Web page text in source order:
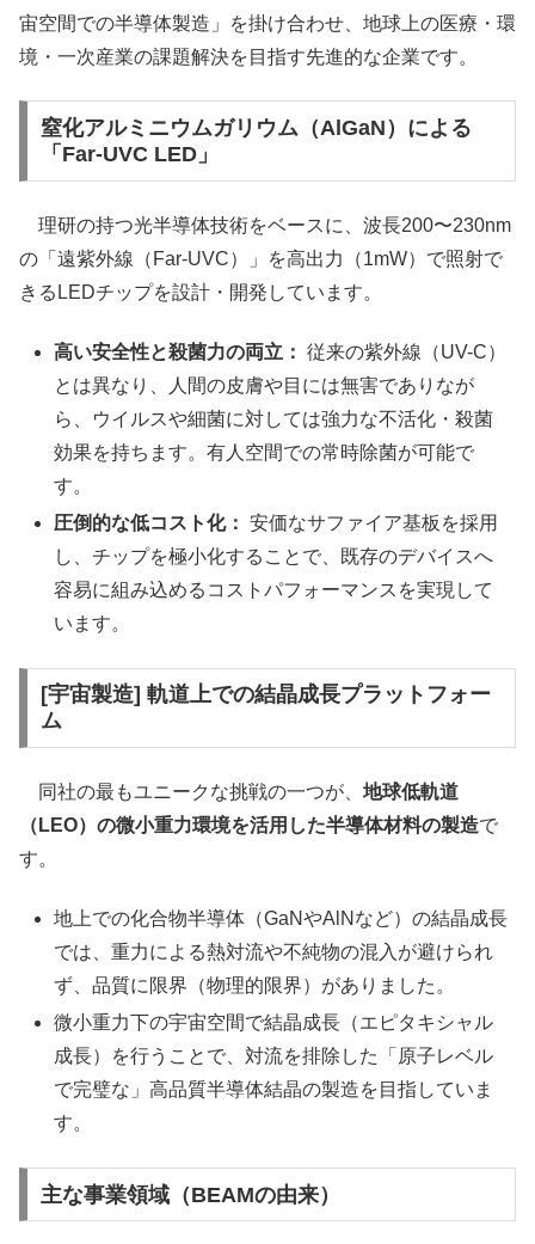
宙空間での半導体製造」を掛け合わせ、地球上の医療・環
境・一次産業の課題解決を目指す先進的な企業です。
窒化アルミニウムガリウム（AlGaN）による
「Far-UVC LED」
理研の持つ光半導体技術をベースに、波長200〜230nm
の「遠紫外線（Far-UVC）」を高出力（1mW）で照射で
きるLEDチップを設計・開発しています。
高い安全性と殺菌力の両立： 従来の紫外線（UV-C）
とは異なり、人間の皮膚や目には無害でありなが
ら、ウイルスや細菌に対しては強力な不活化・殺菌
効果を持ちます。有人空間での常時除菌が可能で
す。
圧倒的な低コスト化： 安価なサファイア基板を採用
し、チップを極小化することで、既存のデバイスへ
容易に組み込めるコストパフォーマンスを実現して
います。
[宇宙製造] 軌道上での結晶成長プラットフォー
ム
同社の最もユニークな挑戦の一つが、 地球低軌道
（LEO）の微小重力環境を活用した半導体材料の製造で
す。
地上での化合物半導体（GaNやAlNなど）の結晶成長
では、重力による熱対流や不純物の混入が避けられ
ず、品質に限界（物理的限界）がありました。
微小重力下の宇宙空間で結晶成長（エピタキシャル
成長）を行うことで、対流を排除した「原子レベル
で完璧な」高品質半導体結晶の製造を目指していま
す。
主な事業領域（BEAMの由来）